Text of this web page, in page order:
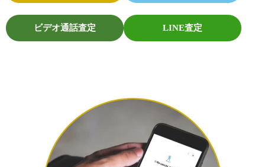
ビデオ通話査定 LINE査定